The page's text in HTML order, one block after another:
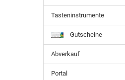
Tasteninstrumente
Gutscheine
Abverkauf
Portal